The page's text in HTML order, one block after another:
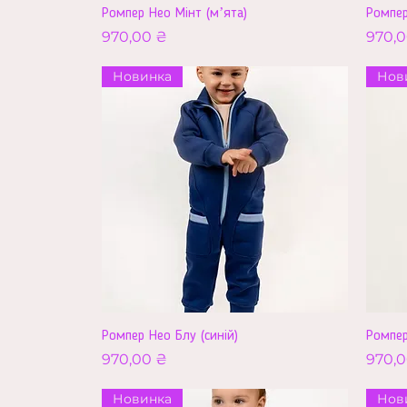
Ромпер Нео Мінт (мʼята)
Ціна
970,00 ₴ Ціна
Новинка
Ромпер Нео Блу (синій)
Ціна
970,00 ₴ Ціна
Новинка